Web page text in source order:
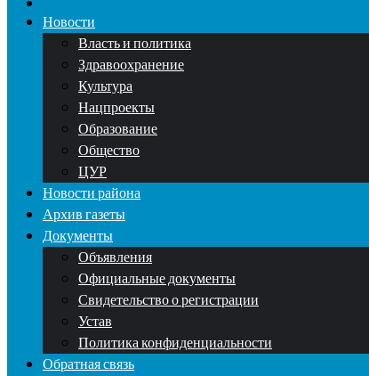
Новости
Власть и политика
Здравоохранение
Культура
Нацпроекты
Образование
Общество
ЦУР
Новости района
Архив газеты
Документы
Объявления
Официальные документы
Свидетельство о регистрации
Устав
Политика конфиденциальности
Обратная связь